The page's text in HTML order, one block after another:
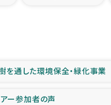
を通した環境保全・緑化事業
ー参加者の声